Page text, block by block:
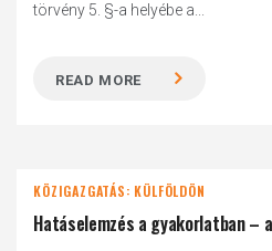
törvény 5. §-a helyébe a...
READ MORE
KÖZIGAZGATÁS: KÜLFÖLDÖN
Hatáselemzés a gyakorlatban –